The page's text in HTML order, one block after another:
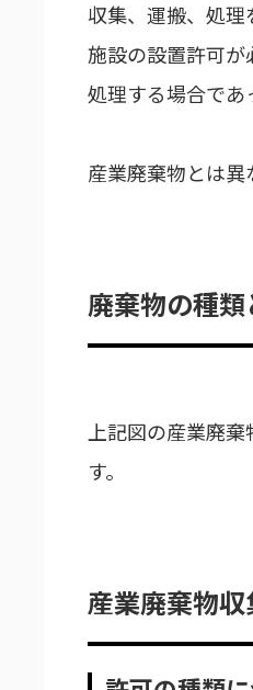
収集、運搬、処
施設の設置許可
処理する場合であ
産業廃棄物とは異
廃棄物の種
上記図の産業廃
す。
産業廃棄物